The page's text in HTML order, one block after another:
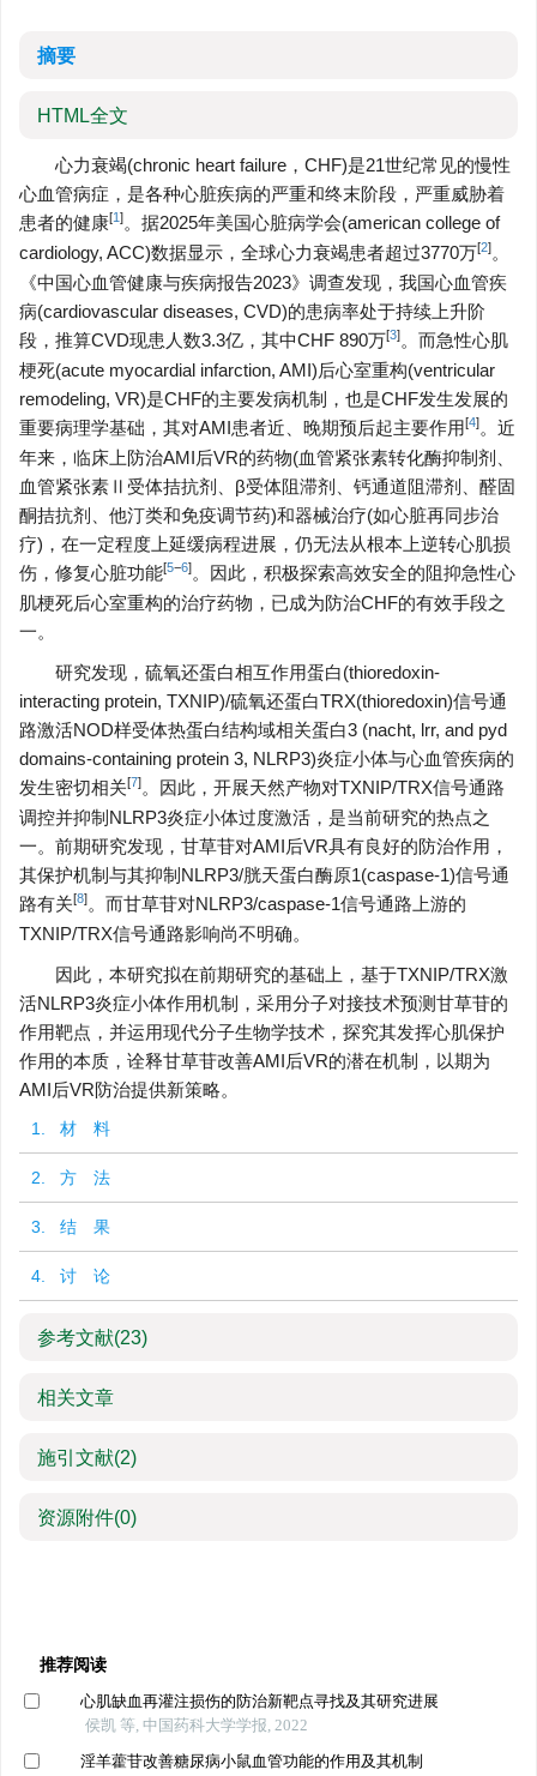
摘要
HTML全文
心力衰竭(chronic heart failure，CHF)是21世纪常见的慢性
心血管病症，是各种心脏疾病的严重和终末阶段，严重威胁着
患者的健康[1 ] 。据2025年美国心脏病学会(american college of
cardiology, ACC)数据显示，全球心力衰竭患者超过3770万[2] 。
《中国心血管健康与疾病报告2023》调查发现，我国心血管疾
病(cardiovascular diseases, CVD)的患病率处于持续上升阶
段，推算CVD现患人数3.3亿，其中CHF 890万[3] 。而急性心肌
梗死(acute myocardial infarction, AMI)后心室重构(ventricular
remodeling, VR)是CHF的主要发病机制，也是CHF发生发展的
重要病理学基础，其对AMI患者近、晚期预后起主要作用[4] 。近
年来，临床上防治AMI后VR的药物(血管紧张素转化酶抑制剂、
血管紧张素Ⅱ受体拮抗剂、β受体阻滞剂、钙通道阻滞剂、醛固
酮拮抗剂、他汀类和免疫调节药)和器械治疗(如心脏再同步治
疗)，在一定程度上延缓病程进展，仍无法从根本上逆转心肌损
伤，修复心脏功能[5−6] 。因此，积极探索高效安全的阻抑急性心
肌梗死后心室重构的治疗药物，已成为防治CHF的有效手段之
一。
研究发现，硫氧还蛋白相互作用蛋白(thioredoxin-
interacting protein, TXNIP)/硫氧还蛋白TRX(thioredoxin)信号通
路激活NOD样受体热蛋白结构域相关蛋白3 (nacht, lrr, and pyd
domains-containing protein 3, NLRP3)炎症小体与心血管疾病的
发生密切相关[7] 。因此，开展天然产物对TXNIP/TRX信号通路
调控并抑制NLRP3炎症小体过度激活，是当前研究的热点之
一。前期研究发现，甘草苷对AMI后VR具有良好的防治作用，
其保护机制与其抑制NLRP3/胱天蛋白酶原1(caspase-1)信号通
路有关[8] 。而甘草苷对NLRP3/caspase-1信号通路上游的
TXNIP/TRX信号通路影响尚不明确。
因此，本研究拟在前期研究的基础上，基于TXNIP/TRX激
活NLRP3炎症小体作用机制，采用分子对接技术预测甘草苷的
作用靶点，并运用现代分子生物学技术，探究其发挥心肌保护
作用的本质，诠释甘草苷改善AMI后VR的潜在机制，以期为
AMI后VR防治提供新策略。
1. 材 料
2. 方 法
3. 结 果
4. 讨 论
参考文献(23)
相关文章
施引文献(2)
资源附件(0)
推荐阅读
心肌缺血再灌注损伤的防治新靶点寻找及其研究进展
侯凯 等, 中国药科大学学报, 2022
淫羊藿苷改善糖尿病小鼠血管功能的作用及其机制